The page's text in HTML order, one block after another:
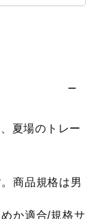
夏場のトレー
商品規格は男
か適合/規格サ